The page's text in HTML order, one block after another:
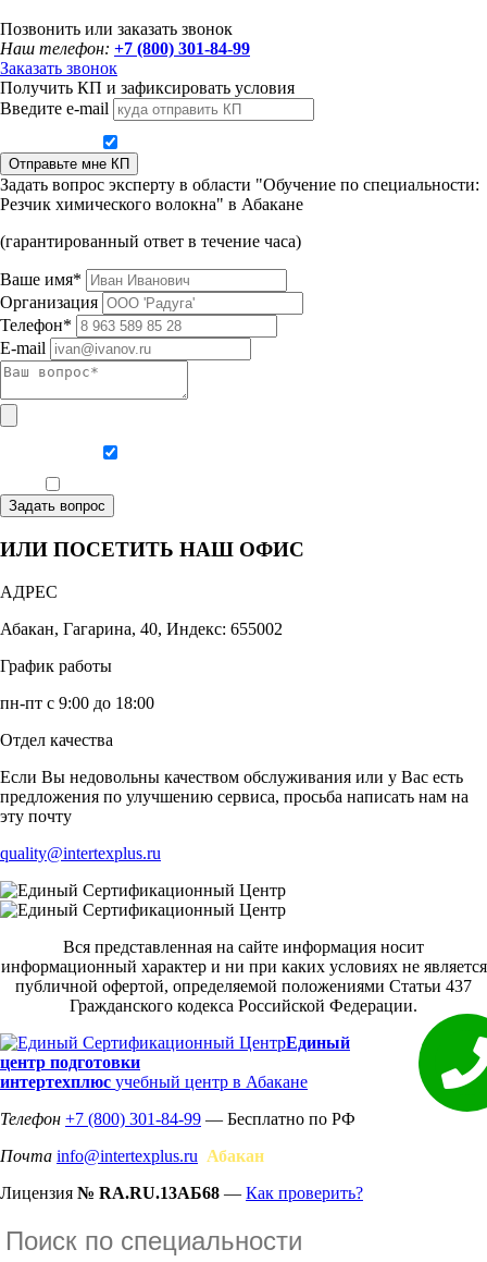
Позвонить или заказать звонок
Наш телефон: +7 (800) 301-84-99
Заказать звонок
Получить КП и зафиксировать условия
Введите e-mail
Отправьте мне КП
Задать вопрос эксперту в области "Обучение по специальности:
Резчик химического волокна" в Абакане
(гарантированный ответ в течение часа)
Ваше имя*
Организация
Телефон*
E-mail
Задать вопрос
ИЛИ ПОСЕТИТЬ НАШ ОФИС
АДРЕС
Абакан, Гагарина, 40, Индекс: 655002
График работы
пн-пт с 9:00 до 18:00
Отдел качества
Если Вы недовольны качеством обслуживания или у Вас есть
предложения по улучшению сервиса, просьба написать нам на
эту почту
quality@intertexplus.ru
Вся представленная на сайте информация носит
информационный характер и ни при каких условиях не является
публичной офертой, определяемой положениями Статьи 437
Гражданского кодекса Российской Федерации.
Единый
центр подготовки
интертехплюс учебный центр в Абакане
Телефон +7 (800) 301-84-99 — Бесплатно по РФ
Почта info@intertexplus.ru Абакан
Лицензия № RA.RU.13АБ68 — Как проверить?